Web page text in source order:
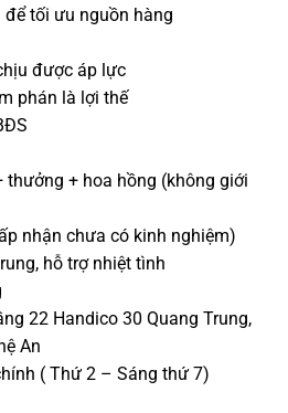
tối ưu nguồn hàng
được áp lực
phán là lợi thế
+ hoa hồng (không giới
nhận chưa có kinh nghiệm)
hỗ trợ nhiệt tình
22 Handico 30 Quang Trung,
An
( Thứ 2 – Sáng thứ 7)